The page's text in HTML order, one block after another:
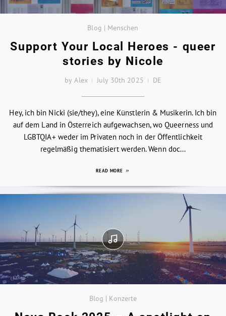
Blog | Menschen
Support Your Local Heroes - queer
stories by Nicole
by Alex July 30th 2025 DE
Hey, ich bin Nicki (sie/they), eine Künstlerin & Musikerin. Ich bin
auf dem Land in Österreich aufgewachsen, wo Queerness und
LGBTQIA+ weder im Privaten noch in der Öffentlichkeit
regelmäßig thematisiert werden. Wenn doc...
READ MORE
Blog | Konzerte